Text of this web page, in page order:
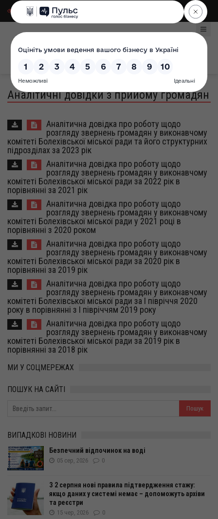
Для слабозорих|
Аналітичні довідки з прийому громадян
Аналітична довідка про роботу щодо
розгляду звернень громадян у виконавчому
комітеті Болехівської міської ради та його структурних
підрозділах за 2023 рік
Аналітична довідка про роботу щодо
розгляду звернень громадян у виконавчому
комітеті Болехівської міської ради за 2022 рік в
порівнянні за 2021 рік
Аналітична довідка про роботу щодо
розгляду звернень громадян у виконавчому
комітеті Болехівської міської ради у 2021 році в
порівнянні з 2020 роком
Аналітична довідка про роботу щодо
розгляду звернень громадян у виконавчому
комітеті Болехівської міської ради за 2020 рік в
порівнянні за 2019 рік
Аналітична довідка про роботу щодо
розгляду звернень громадян у виконавчому
комітеті Болехівської міської ради за І півріччя 2020
року в порівнянні з І півріччям 2019 року
Аналітична довідка про роботу щодо
розгляду звернень громадян у виконавчому
комітеті Болехівської міської ради за 2019 рік в
порівнянні за 2018 рік
МИ У СОЦМЕРЕЖАХ
ПОШУК НА САЙТІ
ВИПАДКОВІ НОВИНИ
Безпечний відпочинок на воді
05 сер, 2026 0
З 2 серпня нові правила підтвердження стажу:
якщо даних у системі немає – допоможуть архіви
та реєстри
15 чер, 2026 0